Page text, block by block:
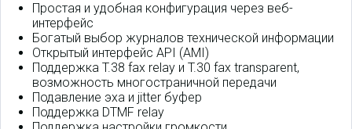
Простая и удобная конфигурация через веб-
интерфейс
Богатый выбор журналов технической информации
Открытый интерфейс API (AMI)
Поддержка T.38 fax relay и T.30 fax transparent,
возможность многостраничной передачи
Подавление эха и jitter буфер
Поддержка DTMF relay